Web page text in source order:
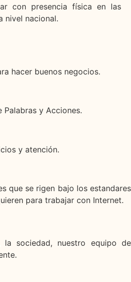
con presencia física en las
nivel nacional.
hacer buenos negocios.
y Acciones.
y atención.
que se rigen bajo los estandares
para trabajar con Internet.
la sociedad, nuestro equipo de